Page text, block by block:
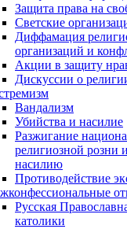
Защита права на
Светские
Диффамация
организаций и
Акции в защиту
Дискуссии о
Вандализм
Убийства и насилие
Разжигание
религиозной розни
насилию
Противодействие
Русская
католики